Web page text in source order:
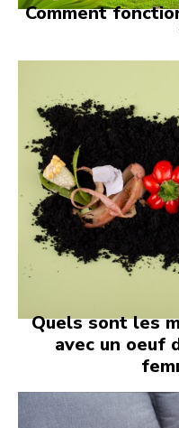
Comment
Quels sont les
avec un oeuf